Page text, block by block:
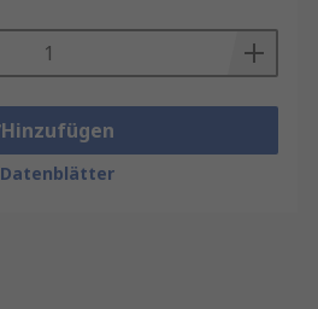
Hinzufügen
Datenblätter